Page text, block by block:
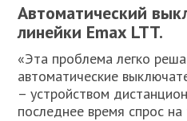
Автоматический
линейки Emax LTT.
«Эта проблема легко
автоматические
– устройством
последнее время спрос